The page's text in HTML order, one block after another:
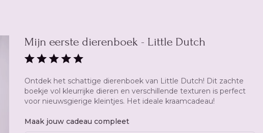
Mijn eerste dierenboek - Little Dutch
Ontdek het schattige dierenboek van Little Dutch! Dit zachte
boekje vol kleurrijke dieren en verschillende texturen is perfect
voor nieuwsgierige kleintjes. Het ideale kraamcadeau!
Maak jouw cadeau compleet